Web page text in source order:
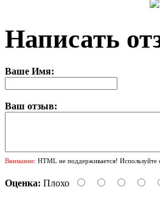
Написать
Ваше Имя:
Ваш отзыв:
Внимание: HTML не поддерживается! Используйте
Оценка: Плохо